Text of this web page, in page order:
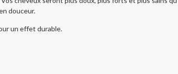
douceur.
un effet durable.